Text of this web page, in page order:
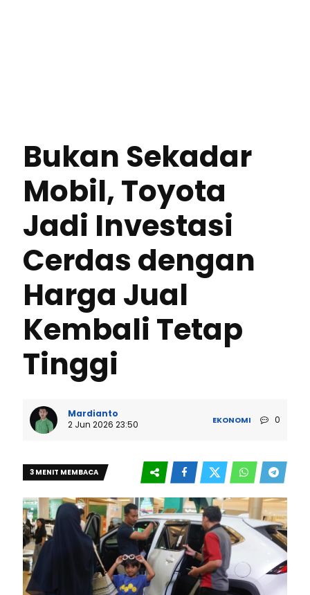
Bukan Sekadar
Mobil, Toyota
Jadi Investasi
Cerdas dengan
Harga Jual
Kembali Tetap
Tinggi
Mardianto
2 Jun 2026 23:50
EKONOMI 0
3 MENIT MEMBACA